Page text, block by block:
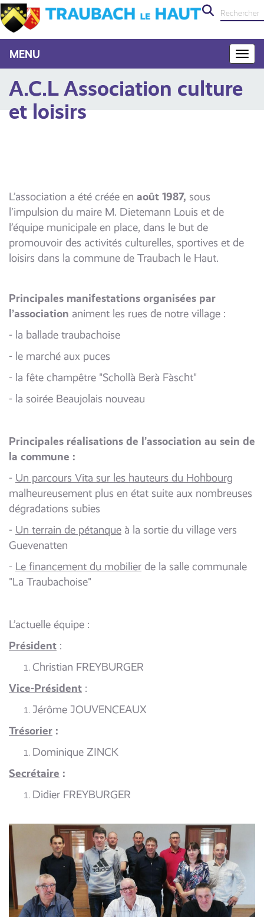
MENU
A.C.L Association culture
et loisirs
L’association a été créée en août 1987, sous
l’impulsion du maire M. Dietemann Louis et de
l’équipe municipale en place, dans le but de
promouvoir des activités culturelles, sportives et de
loisirs dans la commune de Traubach le Haut.
Principales manifestations organisées par
l’association animent les rues de notre village :
- la ballade traubachoise
- le marché aux puces
- la fête champêtre "Schollà Berà Fàscht"
- la soirée Beaujolais nouveau
Principales réalisations de l’association au sein de
la commune :
- Un parcours Vita sur les hauteurs du Hohbourg
malheureusement plus en état suite aux nombreuses
dégradations subies
- Un terrain de pétanque à la sortie du village vers
Guevenatten
- Le financement du mobilier de la salle communale
"La Traubachoise"
L’actuelle équipe :
Président :
Christian FREYBURGER
Vice-Président :
Jérôme JOUVENCEAUX
Trésorier :
Dominique ZINCK
Secrétaire :
Didier FREYBURGER